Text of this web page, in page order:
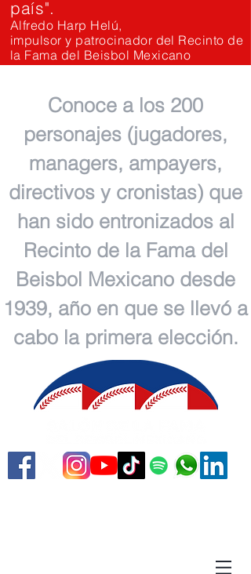
país".
Alfredo Harp Helú,
impulsor y patrocinador del Recinto de
la Fama del Beisbol Mexicano
Conoce a los 200
personajes (jugadores,
managers, ampayers,
directivos y cronistas) que
han sido entronizados al
Recinto de la Fama del
Beisbol Mexicano desde
1939, año en que se llevó a
cabo la primera elección.